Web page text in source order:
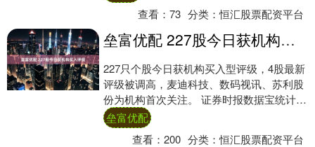
查看：73 分类：恒汇股票配资平台
垒富优配 227股今日获机构买入评级
227只个股今日获机构买入型评级，4股最新
评级被调高，麦迪科技、数码视讯、苏利股
份为机构首次关注。 证券时报数据宝统计显
示，今日机构研报共发布278条买入型评
级....
垒富优配
查看：200 分类：恒汇股票配资平台